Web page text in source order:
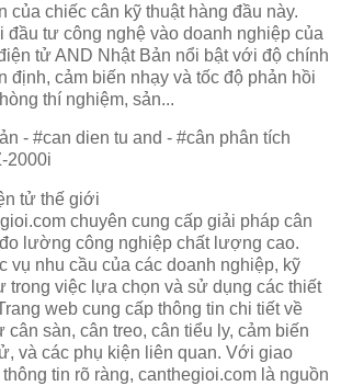
của chiếc cân kỹ thuật hàng đầu này.
tư công nghệ vào doanh nghiệp của
tử AND Nhật Bản nổi bật với độ chính
định, cảm biến nhạy và tốc độ phản hồi
thí nghiệm, sản...
- #can dien tu and - #cân phân tích
2000i
tử thế giới
chuyên cung cấp giải pháp cân
lường công nghiệp chất lượng cao.
vụ nhu cầu của các doanh nghiệp, kỹ
trong việc lựa chọn và sử dụng các thiết
web cung cấp thông tin chi tiết về
cân sàn, cân treo, cân tiểu ly, cảm biến
và các phụ kiện liên quan. Với giao
tin rõ ràng, canthegioi.com là nguồn